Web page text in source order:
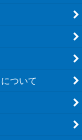
ついて